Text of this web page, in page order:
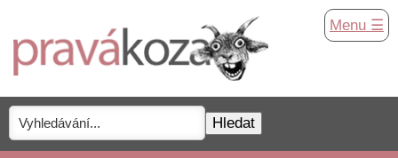
Menu ☰